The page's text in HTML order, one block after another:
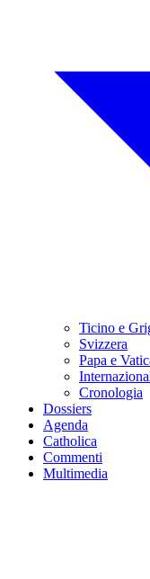
Ticino e
Svizzera
Papa e
Cronologia
Dossiers
Agenda
Catholica
Commenti
Multimedia